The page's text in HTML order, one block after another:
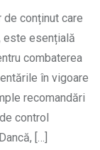
de conținut care
este esențială
combaterea
în vigoare
recomandări
control
[…]